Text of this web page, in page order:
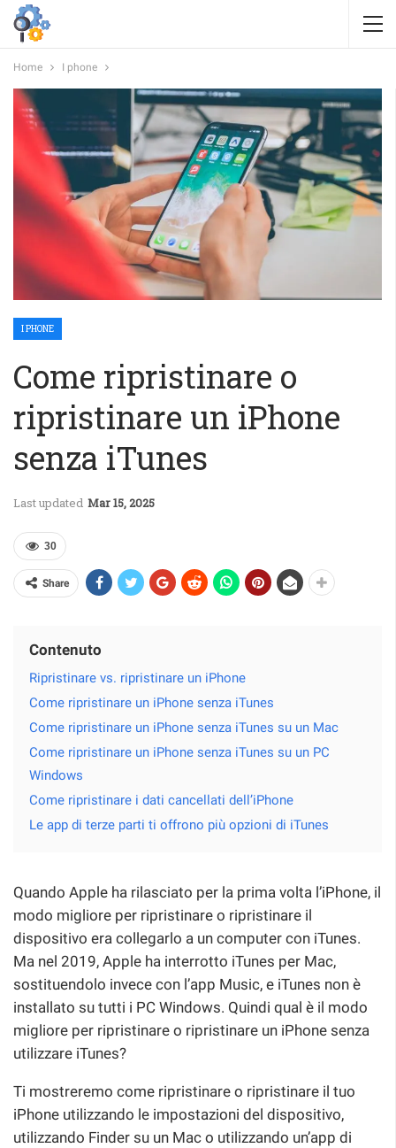
Home I phone
I PHONE
Come ripristinare o
ripristinare un iPhone
senza iTunes
Last updated Mar 15, 2025
30
Share
Contenuto
Ripristinare vs. ripristinare un iPhone
Come ripristinare un iPhone senza iTunes
Come ripristinare un iPhone senza iTunes su un Mac
Come ripristinare un iPhone senza iTunes su un PC
Windows
Come ripristinare i dati cancellati dell’iPhone
Le app di terze parti ti offrono più opzioni di iTunes
Quando Apple ha rilasciato per la prima volta l’iPhone, il
modo migliore per ripristinare o ripristinare il
dispositivo era collegarlo a un computer con iTunes.
Ma nel 2019, Apple ha interrotto iTunes per Mac,
sostituendolo invece con l’app Music, e iTunes non è
installato su tutti i PC Windows. Quindi qual è il modo
migliore per ripristinare o ripristinare un iPhone senza
utilizzare iTunes?
Ti mostreremo come ripristinare o ripristinare il tuo
iPhone utilizzando le impostazioni del dispositivo,
utilizzando Finder su un Mac o utilizzando un’app di